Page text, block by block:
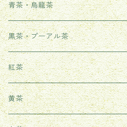
青茶・烏龍茶
武夷岩茶
鳳凰単叢
鉄観音
黒茶・プーアル茶
生茶
熟茶
紅茶
武夷紅茶
黄茶